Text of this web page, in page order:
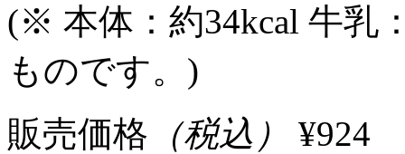
(※ 本体：約34kcal 牛乳
ものです。)
販売価格 （税込） ¥924